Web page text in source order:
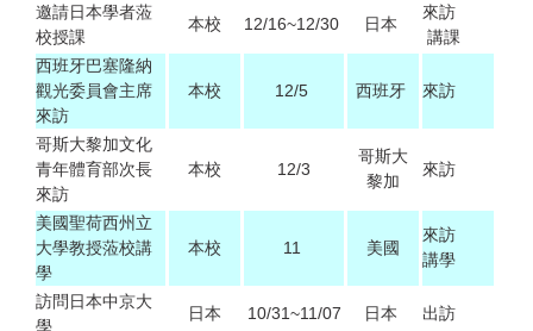
邀請日本學者蒞
校授課
本校 12/16~12/30 日本
來訪
講課
西班牙巴塞隆納
觀光委員會主席
來訪
本校 12/5 西班牙 來訪
哥斯大黎加文化
青年體育部次長
來訪
本校 12/3
哥斯大
黎加
來訪
美國聖荷西州立
大學教授蒞校講
學
本校 11 美國
來訪
講學
訪問日本中京大
學
日本 10/31~11/07 日本 出訪